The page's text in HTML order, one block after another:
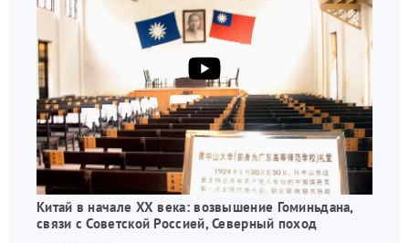
Китай в начале XX века: возвышение Гоминьдана,
связи с Советской Россией, Северный поход